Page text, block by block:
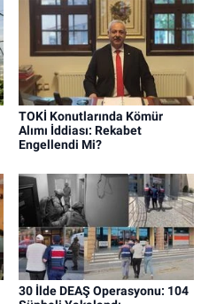
TOKİ Konutlarında Kömür
Alımı İddiası: Rekabet
Engellendi Mi?
30 İlde DEAŞ Operasyonu: 104